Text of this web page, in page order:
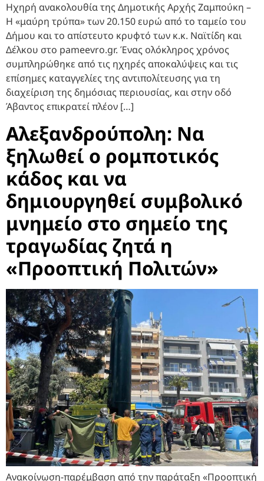
Ηχηρή ανακολουθία της Δημοτικής Αρχής Ζαμπούκη –
Η «μαύρη τρύπα» των 20.150 ευρώ από το ταμείο του
Δήμου και το απίστευτο κρυφτό των κ.κ. Ναϊτίδη και
Δέλκου στο pameevro.gr. Ένας ολόκληρος χρόνος
συμπληρώθηκε από τις ηχηρές αποκαλύψεις και τις
επίσημες καταγγελίες της αντιπολίτευσης για τη
διαχείριση της δημόσιας περιουσίας, και στην οδό
Άβαντος επικρατεί πλέον […]
Αλεξανδρούπολη: Να
ξηλωθεί ο ρομποτικός
κάδος και να
δημιουργηθεί συμβολικό
μνημείο στο σημείο της
τραγωδίας ζητά η
«Προοπτική Πολιτών»
Ανακοίνωση-παρέμβαση από την παράταξη «Προοπτική